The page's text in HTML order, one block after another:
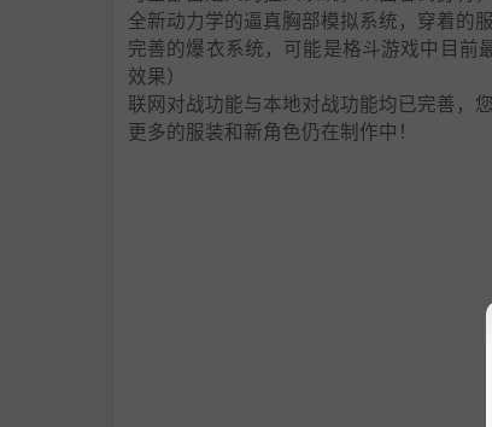
全新动力学的逼真胸部模拟系统，穿着的
完善的爆衣系统，可能是格斗游戏中目前
效果）
联网对战功能与本地对战功能均已完善，
更多的服装和新角色仍在制作中！